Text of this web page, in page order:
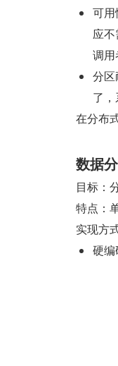
可
应
调用
分
了，
在分布
数据
目标：
特点：
实现方
硬编